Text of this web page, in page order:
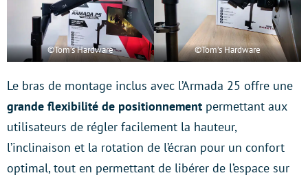
©Tom’s Hardware ©Tom’s Hardware
Le bras de montage inclus avec l’Armada 25 offre une
grande flexibilité de positionnement permettant aux
utilisateurs de régler facilement la hauteur,
l’inclinaison et la rotation de l’écran pour un confort
optimal, tout en permettant de libérer de l’espace sur